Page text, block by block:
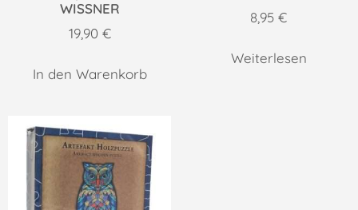
WISSNER
19,90 €
In den Warenkorb
8,95 €
Weiterlesen